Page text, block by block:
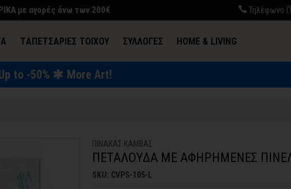
με αγορές άνω των 200€ Τηλέφωνο
TΑΠΕΤΣΑΡΙΕΣ ΤΟΙΧΟΥ ΣΥΛΛΟΓΕΣ HOME & LIVING
& ΑΞΕΣΟΥΑΡ
to -50% More Art!
ΠΙΝΑΚΑΣ ΚΑΜΒΑΣ
ΠΕΤΑΛΟΥΔΑ ΜΕ ΑΦΗΡΗΜΕΝΕΣ
SKU: CVPS-105-L